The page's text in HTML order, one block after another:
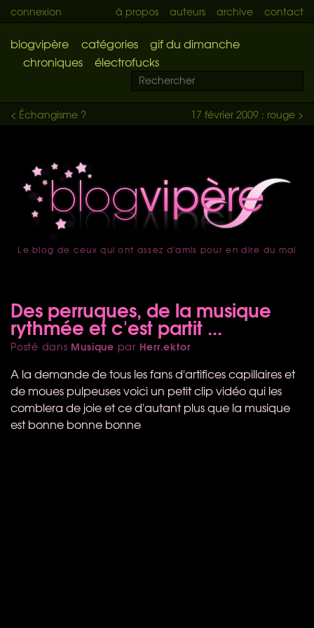
connexion à propos auteurs archive contact
blogvipère catégories
gif du dimanche
chroniques
électrofucks
17 février 2009 : rouge >
< Échangisme ?
accueil
Le blog de ceux qui ont assez d'amis pour en dire du mal
Des perruques, de la musique
rythmée et c'est partit ...
Posté dans Musique par Herr.ektor
A la demande de tous les fans d'artifices capillaires et
de moues pulpeuses voici un petit clip vidéo qui les
comblera de joie et ce d'autant plus que la musique
est bonne bonne bonne